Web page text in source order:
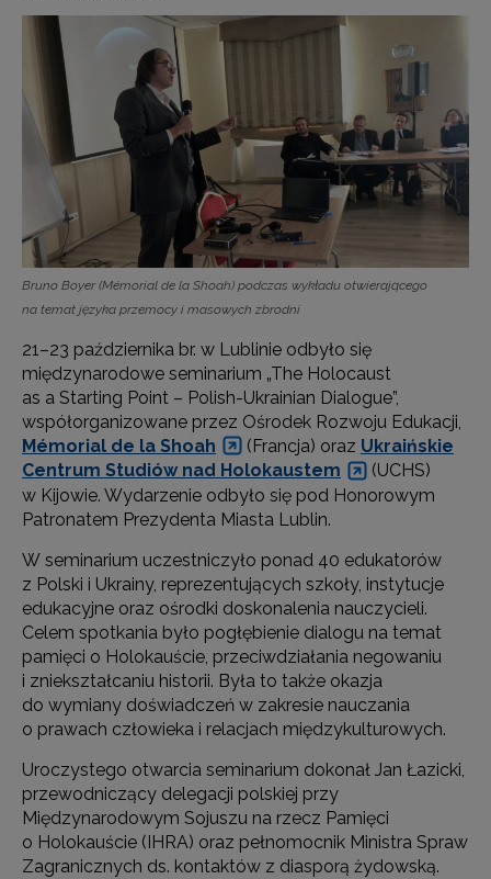
Bruno Boyer (Mémorial de la Shoah) podczas wykładu otwierającego
na temat języka przemocy i masowych zbrodni
21–23 października br. w Lublinie odbyło się
międzynarodowe seminarium „The Holocaust
as a Starting Point – Polish-Ukrainian Dialogue”,
współorganizowane przez Ośrodek Rozwoju Edukacji,
Mémorial de la Shoah
(Francja) oraz Ukraińskie
Centrum Studiów nad Holokaustem
(UCHS)
w Kijowie. Wydarzenie odbyło się pod Honorowym
Patronatem Prezydenta Miasta Lublin.
W seminarium uczestniczyło ponad 40 edukatorów
z Polski i Ukrainy, reprezentujących szkoły, instytucje
edukacyjne oraz ośrodki doskonalenia nauczycieli.
Celem spotkania było pogłębienie dialogu na temat
pamięci o Holokauście, przeciwdziałania negowaniu
i zniekształcaniu historii. Była to także okazja
do wymiany doświadczeń w zakresie nauczania
o prawach człowieka i relacjach międzykulturowych.
Uroczystego otwarcia seminarium dokonał Jan Łazicki,
przewodniczący delegacji polskiej przy
Międzynarodowym Sojuszu na rzecz Pamięci
o Holokauście (IHRA) oraz pełnomocnik Ministra Spraw
Zagranicznych ds. kontaktów z diasporą żydowską.